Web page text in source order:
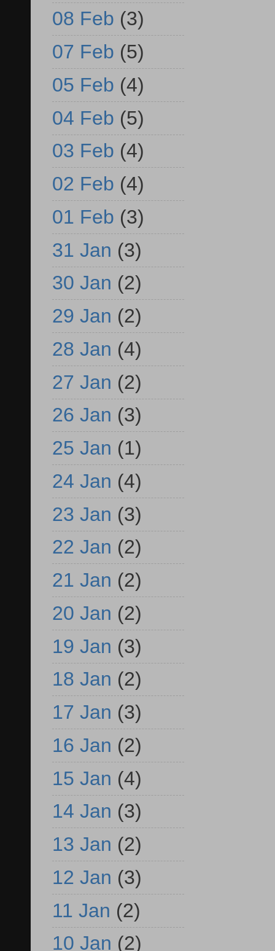
08 Feb (3)
07 Feb (5)
05 Feb (4)
04 Feb (5)
03 Feb (4)
02 Feb (4)
01 Feb (3)
31 Jan (3)
30 Jan (2)
29 Jan (2)
28 Jan (4)
27 Jan (2)
26 Jan (3)
25 Jan (1)
24 Jan (4)
23 Jan (3)
22 Jan (2)
21 Jan (2)
20 Jan (2)
19 Jan (3)
18 Jan (2)
17 Jan (3)
16 Jan (2)
15 Jan (4)
14 Jan (3)
13 Jan (2)
12 Jan (3)
11 Jan (2)
10 Jan (2)